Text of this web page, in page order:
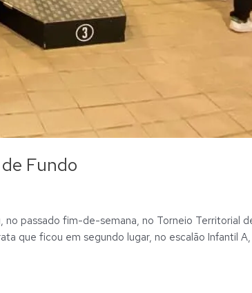
Fundo
passado fim-de-semana, no Torneio Territorial
que ficou em segundo lugar, no escalão Infantil